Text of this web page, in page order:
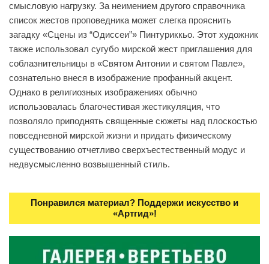
смысловую нагрузку. За неимением другого справочника
список жестов проповедника может слегка прояснить
загадку «Сцены из “Одиссеи”» Пинтуриккьо. Этот художник
также использовал сугубо мирской жест приглашения для
соблазнительницы в «Святом Антонии и святом Павле»,
сознательно внеся в изображение профанный акцент.
Однако в религиозных изображениях обычно
использовалась благочестивая жестикуляция, что
позволяло приподнять священные сюжеты над плоскостью
повседневной мирской жизни и придать физическому
существованию отчетливо сверхъестественный модус и
недвусмысленно возвышенный стиль.
Понравился материал? Поддержи искусство и
«Артгид»!